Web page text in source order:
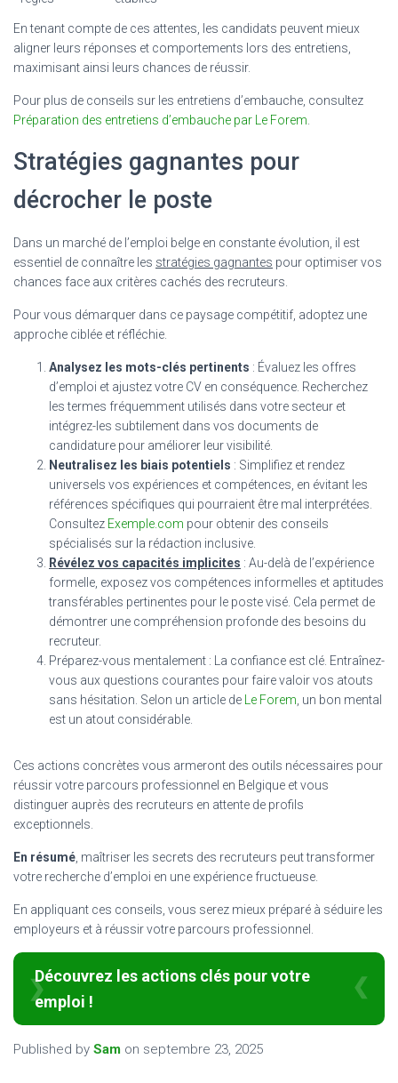
En tenant compte de ces attentes, les candidats peuvent mieux
aligner leurs réponses et comportements lors des entretiens,
maximisant ainsi leurs chances de réussir.
Pour plus de conseils sur les entretiens d’embauche, consultez
Préparation des entretiens d’embauche par Le Forem
Stratégies gagnantes pour
décrocher le poste
Dans un marché de l’emploi belge en constante évolution, il est
essentiel de connaître les stratégies gagnantes pour optimiser vos
chances face aux critères cachés des recruteurs.
Pour vous démarquer dans ce paysage compétitif, adoptez une
approche ciblée et réfléchie.
Analysez les mots-clés pertinents : Évaluez les offres
d’emploi et ajustez votre CV en conséquence. Recherchez
les termes fréquemment utilisés dans votre secteur et
intégrez-les subtilement dans vos documents de
candidature pour améliorer leur visibilité.
Neutralisez les biais potentiels : Simplifiez et rendez
universels vos expériences et compétences, en évitant les
références spécifiques qui pourraient être mal interprétées.
Consultez Exemple.com pour obtenir des conseils
spécialisés sur la rédaction inclusive.
Révélez vos capacités implicites : Au-delà de l’expérience
formelle, exposez vos compétences informelles et aptitudes
transférables pertinentes pour le poste visé. Cela permet de
démontrer une compréhension profonde des besoins du
recruteur.
Préparez-vous mentalement : La confiance est clé. Entraînez-
vous aux questions courantes pour faire valoir vos atouts
sans hésitation. Selon un article de
Le Forem , un bon mental
est un atout considérable.
Ces actions concrètes vous armeront des outils nécessaires pour
réussir votre parcours professionnel en Belgique et vous
distinguer auprès des recruteurs en attente de profils
exceptionnels.
En résumé , maîtriser les secrets des recruteurs peut transformer
votre recherche d’emploi en une expérience fructueuse.
En appliquant ces conseils, vous serez mieux préparé à séduire les
employeurs et à réussir votre parcours professionnel.
Découvrez les actions clés pour votre
emploi !
Published by Sam on septembre 23, 2025